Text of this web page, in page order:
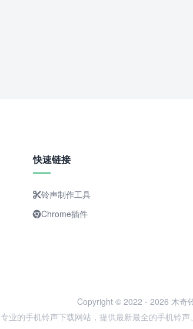
快速链接
铃声制作工具
Chrome插件
Copyright © 2022 - 2026 木奇
专业的手机铃声下载网站，提供最新最全的手机铃声